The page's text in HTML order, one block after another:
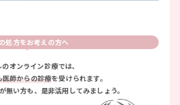
処方をお考えの方へ
オンライン診療では、
師からの診療を受けられます。
無い方も、是非活用してみましょう。